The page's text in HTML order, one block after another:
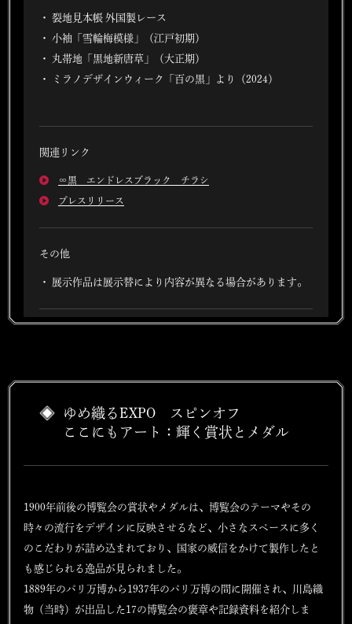
裂地見本帳 外国製レース
小袖「雪輪梅模様」（江戸初期）
丸帯地「黒地新唐草」（大正期）
ミラノデザインウィーク「百の黒」より（2024）
関連リンク
∞黒 エンドレスブラック チラシ
プレスリリース
その他
展示作品は展示替により内容が異なる場合があります。
ゆめ織るEXPO スピンオフ
ここにもアート：輝く賞状とメダル
1900年前後の博覧会の賞状やメダルは、博覧会のテーマやその
時々の流行をデザインに反映させるなど、小さなスペースに多く
のこだわりが詰め込まれており、国家の威信をかけて製作したと
も感じられる逸品が見られました。
1889年のパリ万博から1937年のパリ万博の間に開催され、川島織
物（当時）が出品した17の博覧会の褒章や記録資料を紹介しま